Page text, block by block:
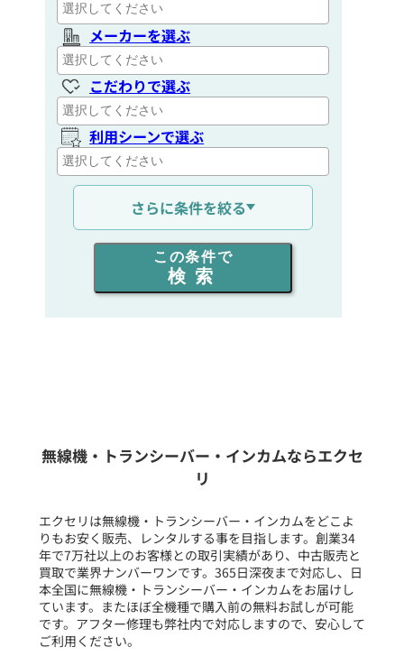
メーカーを選ぶ
こだわりで選ぶ
利用シーンで選ぶ
通信距離を選ぶ
出力を選ぶ
同時通話人数を選ぶ
フリーワード入力(製品名等)
選択条件をリセット
さらに条件を絞る
この条件で
検索
無線機・トランシーバー・インカムならエクセ
リ
エクセリは無線機・トランシーバー・インカムをどこよ
りもお安く販売、レンタルする事を目指します。創業34
年で7万社以上のお客様との取引実績があり、中古販売と
買取で業界ナンバーワンです。365日深夜まで対応し、日
本全国に無線機・トランシーバー・インカムをお届けし
ています。またほぼ全機種で購入前の無料お試しが可能
です。アフター修理も弊社内で対応しますので、安心して
ご利用ください。